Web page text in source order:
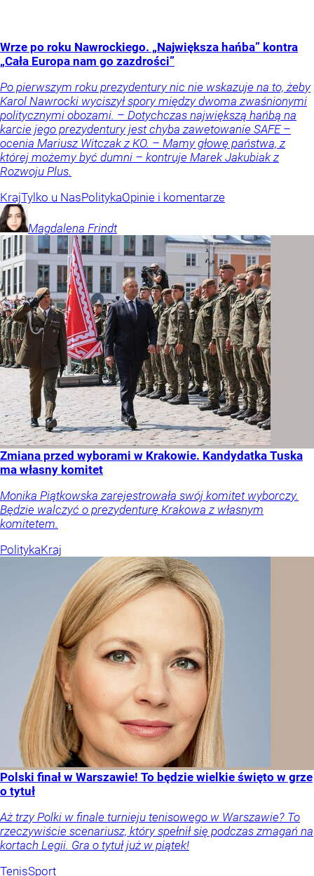
Wrze po roku Nawrockiego. „Największa hańba” kontra
„Cała Europa nam go zazdrości”
Po pierwszym roku prezydentury nic nie wskazuje na to, żeby
Karol Nawrocki wyciszył spory między dwoma zwaśnionymi
politycznymi obozami. – Dotychczas największą hańbą na
karcie jego prezydentury jest chyba zawetowanie SAFE –
ocenia Mariusz Witczak z KO. – Mamy głowę państwa, z
której możemy być dumni – kontruje Marek Jakubiak z
Rozwoju Plus.
KrajTylko u NasPolitykaOpinie i komentarze
Magdalena Frindt
Zmiana przed wyborami w Krakowie. Kandydatka Tuska
ma własny komitet
Monika Piątkowska zarejestrowała swój komitet wyborczy.
Będzie walczyć o prezydenturę Krakowa z własnym
komitetem.
PolitykaKraj
Polski finał w Warszawie! To będzie wielkie święto w grze
o tytuł
Aż trzy Polki w finale turnieju tenisowego w Warszawie? To
rzeczywiście scenariusz, który spełnił się podczas zmagań na
kortach Legii. Gra o tytuł już w piątek!
TenisSport